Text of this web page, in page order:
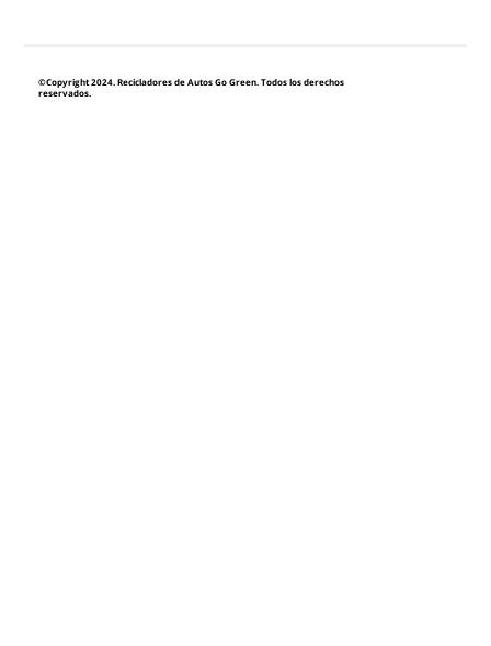
©Copyright 2024. Recicladores de Autos Go Green. Todos los derechos
reservados.